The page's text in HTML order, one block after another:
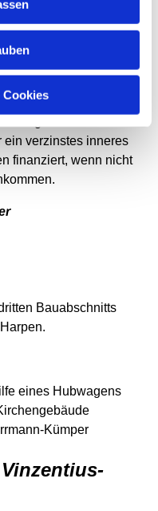
knapp 60.000 Euro.
Orgel, kamen auf
und Rücklagen ist
in Höhe von 60.000
ein verzinstes inneres
finanziert, wenn nicht
Bauabschnitts
eines Hubwagens
Kümper